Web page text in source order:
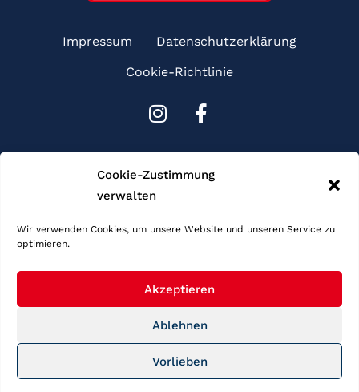
Cookie-Zustimmung
verwalten
Wir verwenden Cookies, um unsere Website und unseren Service zu
optimieren.
Akzeptieren
Ablehnen
Vorlieben
Impressum
Datenschutzerklärung
Cookie-Richtlinie
I
s
t
r
m
F
c
e
o
-
f
Copyright © 2026 Schwimmgemeinschaft Frankfurt. Alle Rechte
vorbehalten.